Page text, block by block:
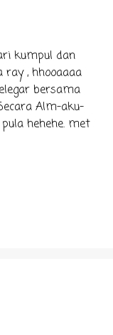
kumpul dan
, hhooaaaa
bersama
Alm-aku-
hehehe. met